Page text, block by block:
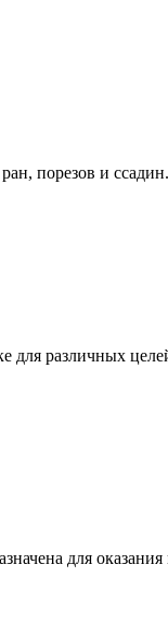
порезов и
для различных
для